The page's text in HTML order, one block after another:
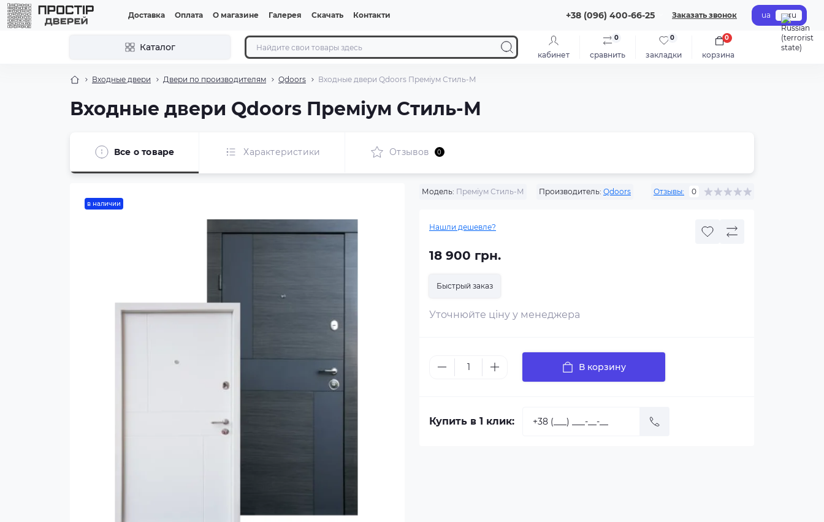
Доставка Оплата О магазине Галерея Скачать Контакти +38 (096) 400-66-25 Заказать звонок ua ru
Каталог
кабинет сравнить
0
закладки
0
корзина
0
Входные двери Двери по производителям Qdoors Входные двери Qdoors Преміум Стиль-М
Входные двери Qdoors Преміум Стиль-М
Все о товаре Характеристики Отзывов 0
в наличии
Модель: Преміум Стиль-М Производитель: Qdoors Отзывы: 0
Нашли дешевле?
18 900 грн.
Быстрый заказ
Уточнюйте ціну у менеджера
В корзину
Купить в 1 клик: